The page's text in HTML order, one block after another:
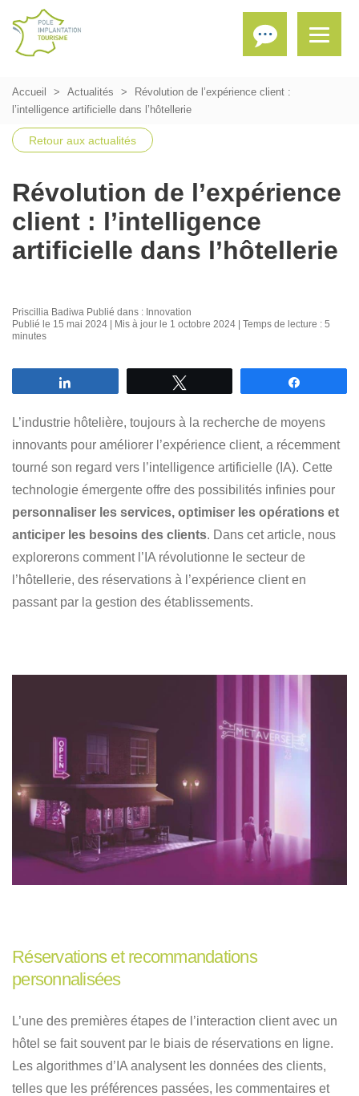
Accueil Actualités
Révolution de l’expérience client :
l’intelligence artificielle dans l’hôtellerie
Retour aux actualités
Révolution de l’expérience
client : l’intelligence
artificielle dans l’hôtellerie
Priscillia Badiwa Publié dans : Innovation
Publié le 15 mai 2024 | Mis à jour le 1 octobre 2024 | Temps de lecture : 5
minutes
L’industrie hôtelière, toujours à la recherche de moyens
innovants pour améliorer l’expérience client, a récemment
tourné son regard vers l’intelligence artificielle (IA). Cette
technologie émergente offre des possibilités infinies pour
personnaliser les services, optimiser les opérations et
anticiper les besoins des clients. Dans cet article, nous
explorerons comment l’IA révolutionne le secteur de
l’hôtellerie, des réservations à l’expérience client en
passant par la gestion des établissements.
Réservations et recommandations
personnalisées
L’une des premières étapes de l’interaction client avec un
hôtel se fait souvent par le biais de réservations en ligne.
Les algorithmes d’IA analysent les données des clients,
telles que les préférences passées, les commentaires et